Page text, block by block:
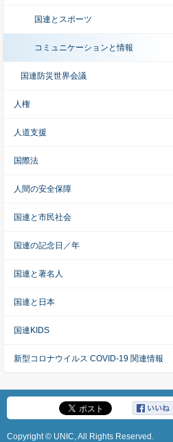
国連とスポーツ
コミュニケーションと情報
国連防災世界会議
人権
人道支援
国際法
人間の安全保障
国連と市民社会
国連の記念日／年
国連と著名人
国連と日本
国連KIDS
新型コロナウイルス COVID-19 関連情報
Copyright © UNIC, All Rights Reserved.